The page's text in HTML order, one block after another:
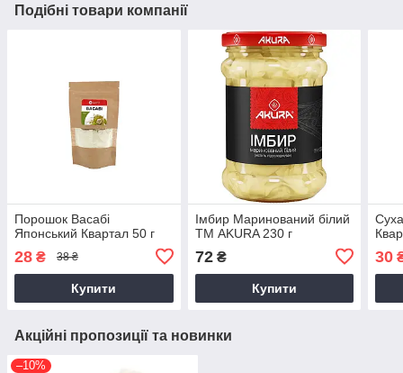
Подібні товари компанії
Порошок Васабі
Японський Квартал 50 г
28 ₴ 38 ₴
Купити
Імбир Маринований білий
ТМ AKURA 230 г
72₴
Купити
30
Акційні пропозиції та новинки
–10%